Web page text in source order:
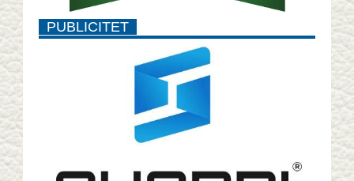
PUBLICITET